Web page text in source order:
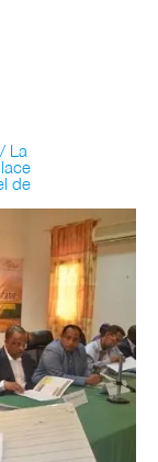
La
de